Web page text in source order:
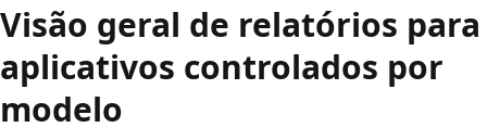
Visão geral de relatórios para
aplicativos controlados por
modelo